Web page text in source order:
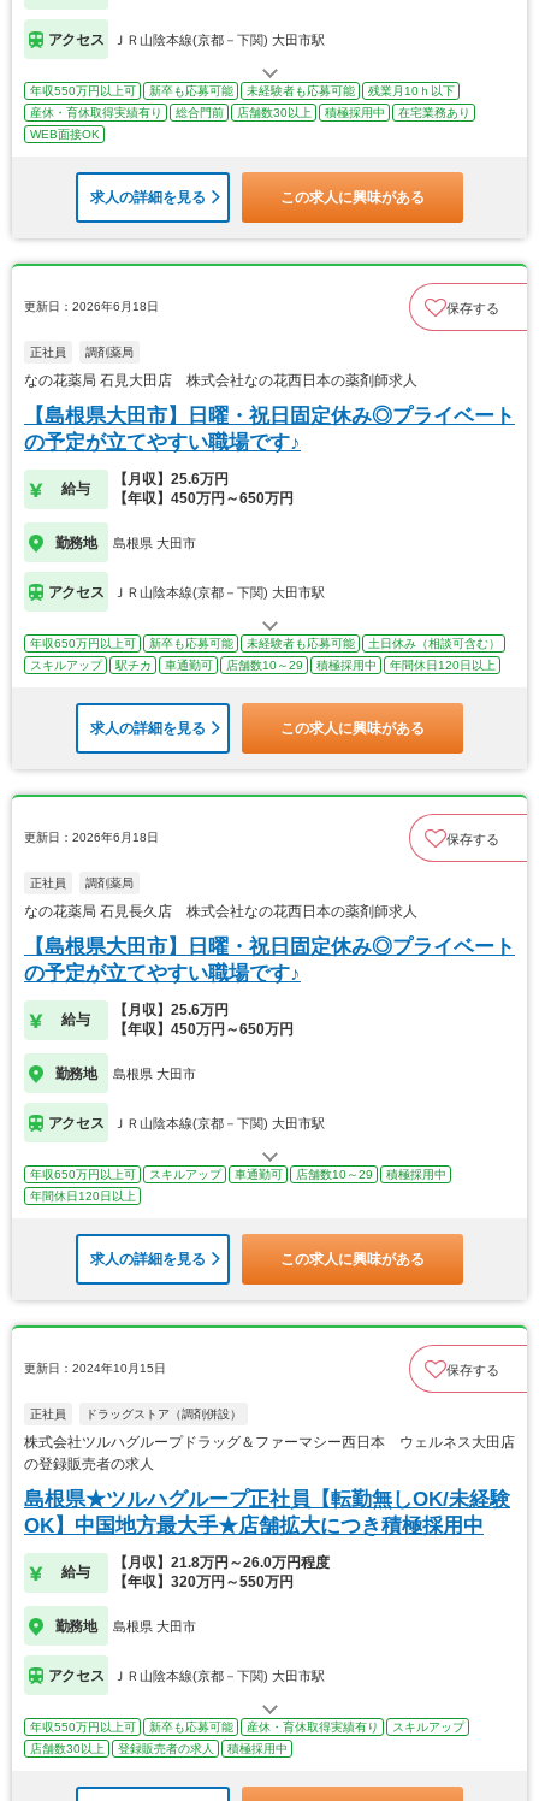
アクセス ＪＲ山陰本線(京都－下関) 大田市駅
年収550万円以上可 新卒も応募可能 未経験者も応募可能
残業月10ｈ以下
産休・育休取得実績有り
総合門前 店舗数30以上 積極採用中
在宅業務あり
WEB面接OK
求人の詳細を見る この求人に興味がある
更新日：2026年6月18日 保存する
正社員 調剤薬局
なの花薬局 石見大田店 株式会社なの花西日本の薬剤師求人
【島根県大田市】日曜・祝日固定休み◎プライベート
の予定が立てやすい職場です♪
給与
【月収】25.6万円
【年収】450万円～650万円
勤務地 島根県 大田市
アクセス ＪＲ山陰本線(京都－下関) 大田市駅
年収650万円以上可 新卒も応募可能 未経験者も応募可能
土日休み（相談可含む）
スキルアップ
駅チカ 車通勤可 店舗数10～29 積極採用中 年間休日120日以上
求人の詳細を見る この求人に興味がある
更新日：2026年6月18日 保存する
正社員 調剤薬局
なの花薬局 石見長久店 株式会社なの花西日本の薬剤師求人
【島根県大田市】日曜・祝日固定休み◎プライベート
の予定が立てやすい職場です♪
給与
【月収】25.6万円
【年収】450万円～650万円
勤務地 島根県 大田市
アクセス ＪＲ山陰本線(京都－下関) 大田市駅
年収650万円以上可 スキルアップ 車通勤可 店舗数10～29
積極採用中
年間休日120日以上
求人の詳細を見る この求人に興味がある
更新日：2024年10月15日 保存する
正社員 ドラッグストア（調剤併設）
株式会社ツルハグループドラッグ＆ファーマシー西日本 ウェルネス大田店
の登録販売者の求人
島根県★ツルハグループ正社員【転勤無しOK/未経験
OK】中国地方最大手★店舗拡大につき積極採用中
給与
【月収】21.8万円～26.0万円程度
【年収】320万円～550万円
勤務地 島根県 大田市
アクセス ＪＲ山陰本線(京都－下関) 大田市駅
年収550万円以上可 新卒も応募可能 産休・育休取得実績有り
スキルアップ
店舗数30以上
登録販売者の求人 積極採用中